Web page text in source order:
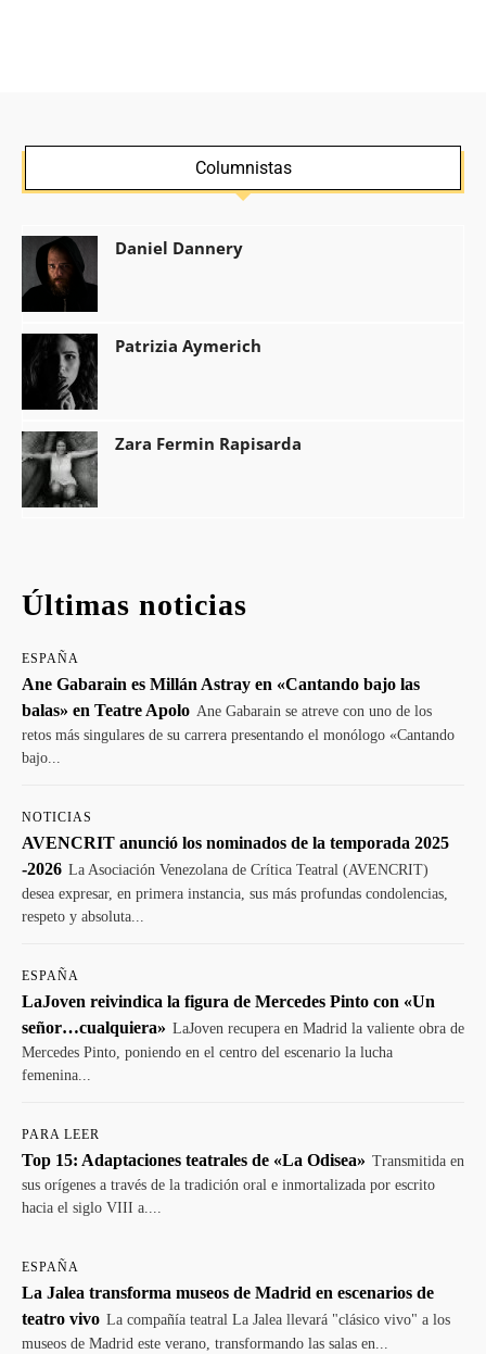
Columnistas
Daniel Dannery
Patrizia Aymerich
Zara Fermin Rapisarda
Últimas noticias
ESPAÑA
Ane Gabarain es Millán Astray en «Cantando bajo las
balas» en Teatre Apolo Ane Gabarain se atreve con uno de los
retos más singulares de su carrera presentando el monólogo «Cantando
bajo...
NOTICIAS
AVENCRIT anunció los nominados de la temporada 2025
-2026 La Asociación Venezolana de Crítica Teatral (AVENCRIT)
desea expresar, en primera instancia, sus más profundas condolencias,
respeto y absoluta...
ESPAÑA
LaJoven reivindica la figura de Mercedes Pinto con «Un
señor…cualquiera» LaJoven recupera en Madrid la valiente obra de
Mercedes Pinto, poniendo en el centro del escenario la lucha
femenina...
PARA LEER
Top 15: Adaptaciones teatrales de «La Odisea» Transmitida en
sus orígenes a través de la tradición oral e inmortalizada por escrito
hacia el siglo VIII a....
ESPAÑA
La Jalea transforma museos de Madrid en escenarios de
teatro vivo La compañía teatral La Jalea llevará "clásico vivo" a los
museos de Madrid este verano, transformando las salas en...